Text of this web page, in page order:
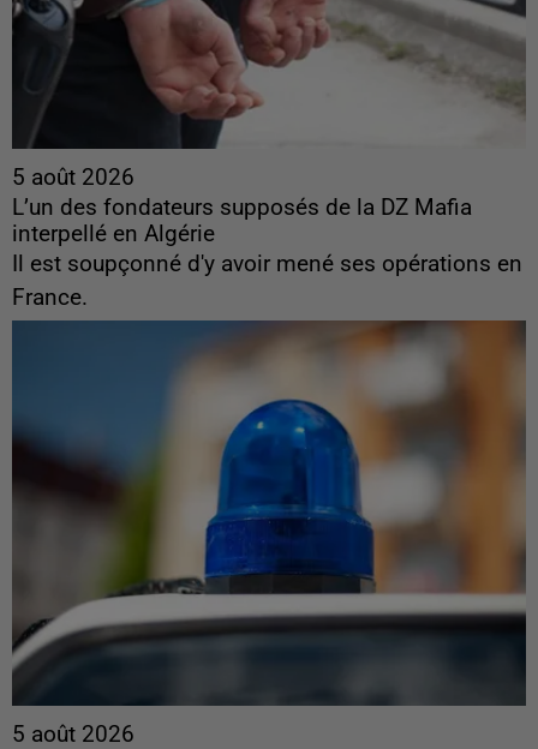
5 août 2026
L’un des fondateurs supposés de la DZ Mafia
interpellé en Algérie
Il est soupçonné d'y avoir mené ses opérations en
France.
5 août 2026